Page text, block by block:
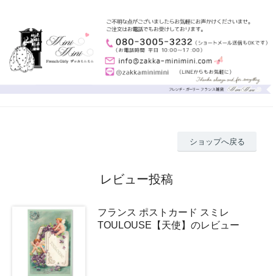
ショップへ戻る
レビュー投稿
フランス ポストカード スミレ
TOULOUSE【天使】のレビュー